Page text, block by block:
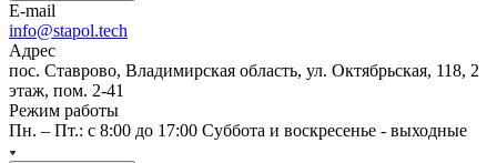
E-mail
info@stapol.tech
Адрес
пос. Ставрово, Владимирская область, ул. Октябрьская, 118, 2
этаж, пом. 2-41
Режим работы
Пн. – Пт.: с 8:00 до 17:00 Суббота и воскресенье - выходные